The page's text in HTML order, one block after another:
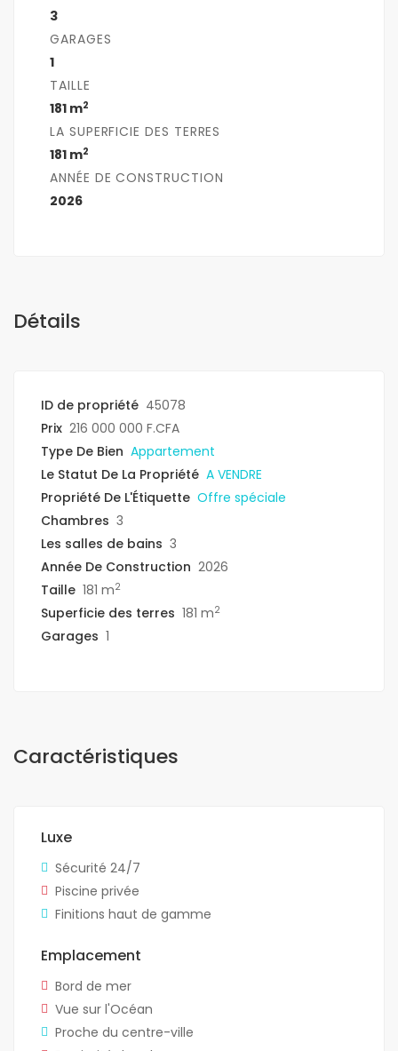
3
GARAGES
1
TAILLE
181 m2
LA SUPERFICIE DES TERRES
181 m2
ANNÉE DE CONSTRUCTION
2026
Détails
ID de propriété 45078
Prix 216 000 000 F.CFA
Type De Bien Appartement
Le Statut De La Propriété A VENDRE
Propriété De L'Étiquette Offre spéciale
Chambres 3
Les salles de bains 3
Année De Construction 2026
Taille 181 m2
Superficie des terres 181 m2
Garages 1
Caractéristiques
Luxe
Sécurité 24/7
Piscine privée
Finitions haut de gamme
Emplacement
Bord de mer
Vue sur l'Océan
Proche du centre-ville